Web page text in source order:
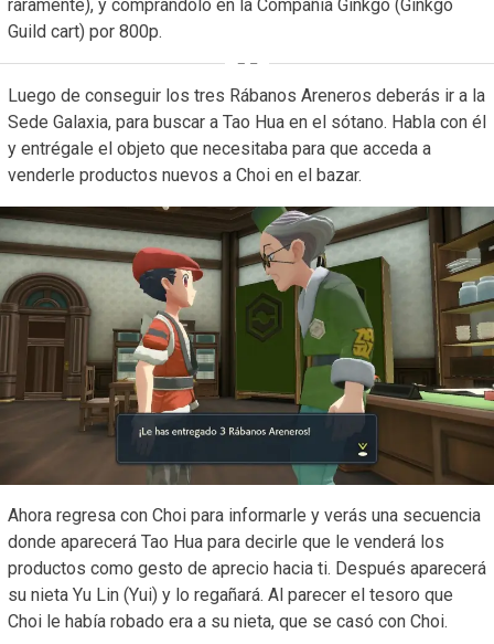
raramente), y comprándolo en la Compañía Ginkgo (Ginkgo
Guild cart) por 800p.
Luego de conseguir los tres Rábanos Areneros deberás ir a la
Sede Galaxia, para buscar a Tao Hua en el sótano. Habla con él
y entrégale el objeto que necesitaba para que acceda a
venderle productos nuevos a Choi en el bazar.
Ahora regresa con Choi para informarle y verás una secuencia
donde aparecerá Tao Hua para decirle que le venderá los
productos como gesto de aprecio hacia ti. Después aparecerá
su nieta Yu Lin (Yui) y lo regañará. Al parecer el tesoro que
Choi le había robado era a su nieta, que se casó con Choi.